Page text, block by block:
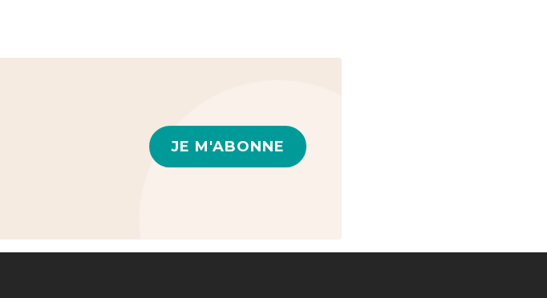
JE M'ABONNE